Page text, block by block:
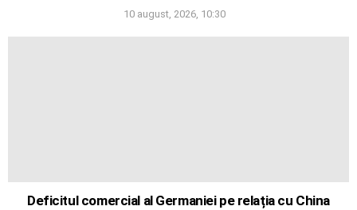
10 august, 2026, 10:30
Deficitul comercial al Germaniei pe relația cu China